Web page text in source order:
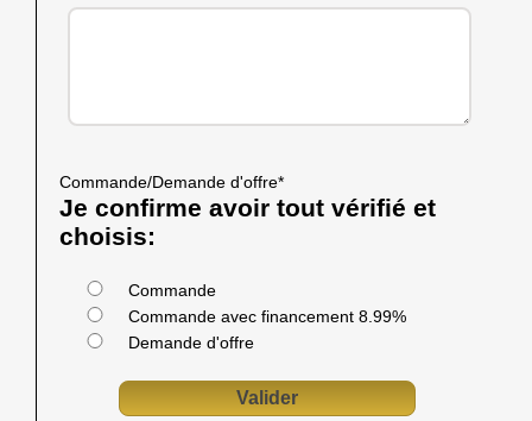
Commande/Demande d'offre*
Je confirme avoir tout vérifié et
choisis:
Commande
Commande avec financement 8.99%
Demande d'offre